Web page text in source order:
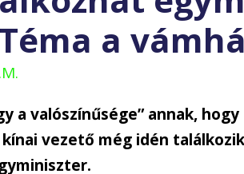
a
a valószínűsége” annak,
vezető még idén